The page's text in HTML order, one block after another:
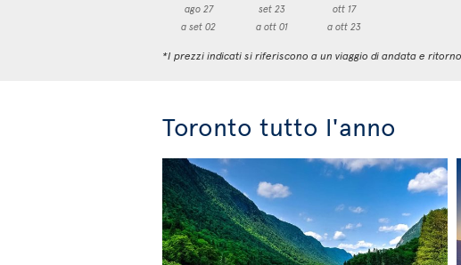
ago 27
a set 02
set 23
a ott 01
ott 17
a ott 23
*I prezzi indicati si riferiscono a un viaggio di andata e
Toronto tutto l'anno